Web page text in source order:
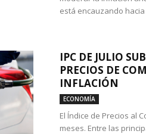
está encauzando
IPC DE JULIO
PRECIOS DE
INFLACIÓN
ECONOMÍA
El Índice de Precios al
meses. Entre las